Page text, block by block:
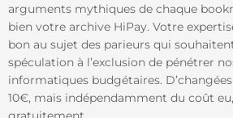
arguments mythiques de chaque
bien votre archive HiPay. Votre
bon au sujet des parieurs qui
spéculation à l’exclusion de pénétrer
informatiques budgétaires.
10€, mais indépendamment du coût eu,